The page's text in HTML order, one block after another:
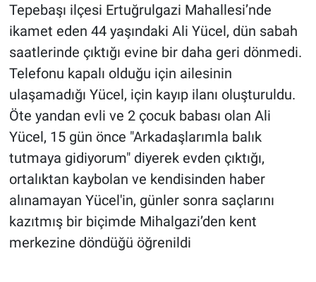
Tepebaşı ilçesi Ertuğrulgazi Mahallesi’nde
ikamet eden 44 yaşındaki Ali Yücel, dün sabah
saatlerinde çıktığı evine bir daha geri dönmedi.
Telefonu kapalı olduğu için ailesinin
ulaşamadığı Yücel, için kayıp ilanı oluşturuldu.
Öte yandan evli ve 2 çocuk babası olan Ali
Yücel, 15 gün önce "Arkadaşlarımla balık
tutmaya gidiyorum" diyerek evden çıktığı,
ortalıktan kaybolan ve kendisinden haber
alınamayan Yücel'in, günler sonra saçlarını
kazıtmış bir biçimde Mihalgazi’den kent
merkezine döndüğü öğrenildi